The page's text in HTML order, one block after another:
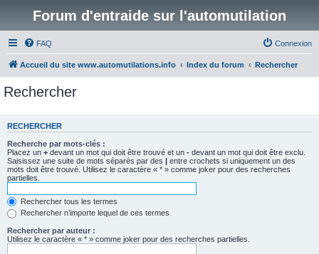
Forum d'entraide sur l'automutilation
FAQ Connexion
Accueil du site www.automutilations.info Index du forum Rechercher
Rechercher
RECHERCHER
Recherche par mots-clés :
Placez un + devant un mot qui doit être trouvé et un - devant un mot qui doit être exclu.
Saisissez une suite de mots séparés par des | entre crochets si uniquement un des
mots doit être trouvé. Utilisez le caractère « * » comme joker pour des recherches
partielles.
Rechercher tous les termes
Rechercher n’importe lequel de ces termes
Rechercher par auteur :
Utilisez le caractère « * » comme joker pour des recherches partielles.